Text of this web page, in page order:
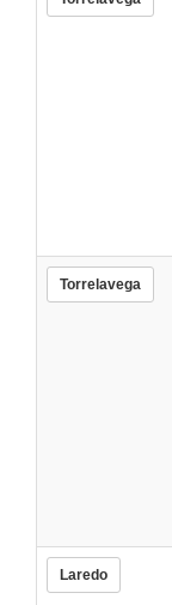
Torrelavega
Laredo